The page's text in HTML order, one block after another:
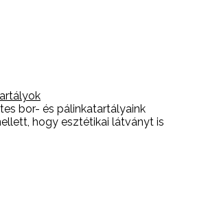
bor- és pálinkatartályaink
hogy esztétikai látványt is